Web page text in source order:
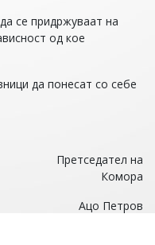
се придржуваат на
од кое
да понесат со себе
на
Комора
Ацо Петров